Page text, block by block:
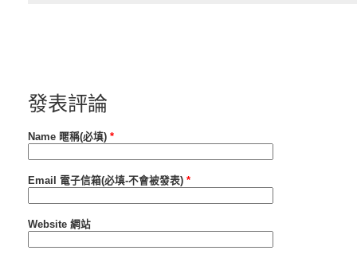
發表評論
Name 暱稱(必填) *
Email 電子信箱(必填-不會被發表) *
Website 網站